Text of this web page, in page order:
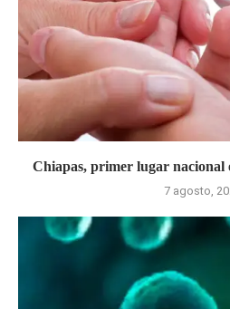
Chiapas, primer lugar nacional
7 agosto,